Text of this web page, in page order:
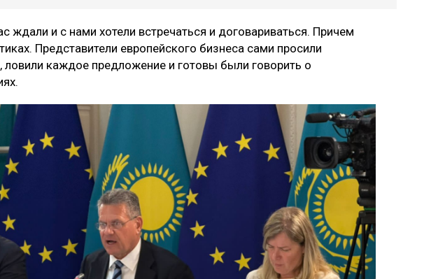
ждали и с нами хотели встречаться и договариваться. Причем
Представители европейского бизнеса сами просили
ловили каждое предложение и готовы были говорить о